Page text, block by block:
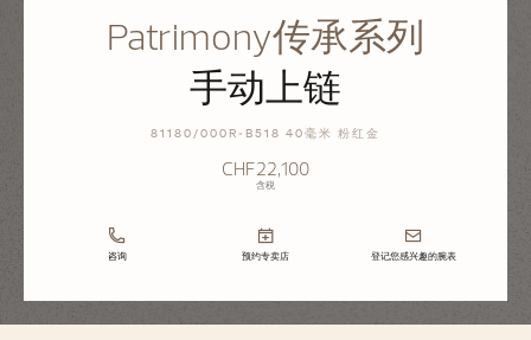
Patrimony传承系列
手动上链
81180/000R-B518 40毫米 粉红金
CHF22,100
含税
咨询 预约专卖店 登记您感兴趣的腕表